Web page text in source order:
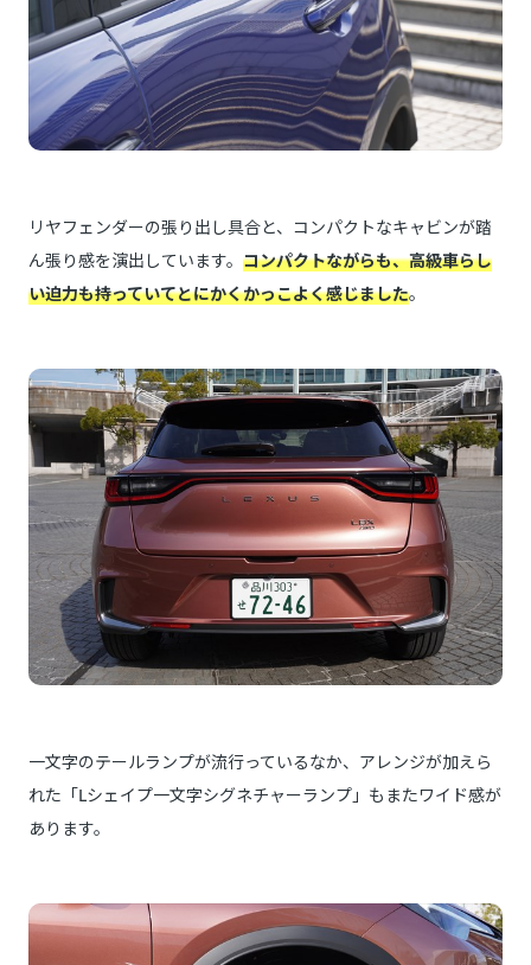
リヤフェンダーの張り出し具合と、コンパクトなキャビンが踏
ん張り感を演出しています。 コンパクトながらも、高級車らし
い迫力も持っていてとにかくかっこよく感じました。
一文字のテールランプが流行っているなか、アレンジが加えら
れた「Lシェイプ一文字シグネチャーランプ」もまたワイド感が
あります。